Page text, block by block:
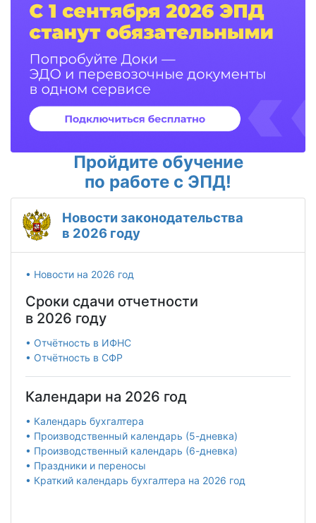
Пройдите обучение
по работе с ЭПД!
Новости законодательства
в 2026 году
• Новости на 2026 год
Сроки сдачи отчетности
в 2026 году
• Отчётность в ИФНС
• Отчётность в СФР
Календари на 2026 год
• Календарь бухгалтера
• Производственный календарь (5-дневка)
• Производственный календарь (6-дневка)
• Праздники и переносы
• Краткий календарь бухгалтера на 2026 год